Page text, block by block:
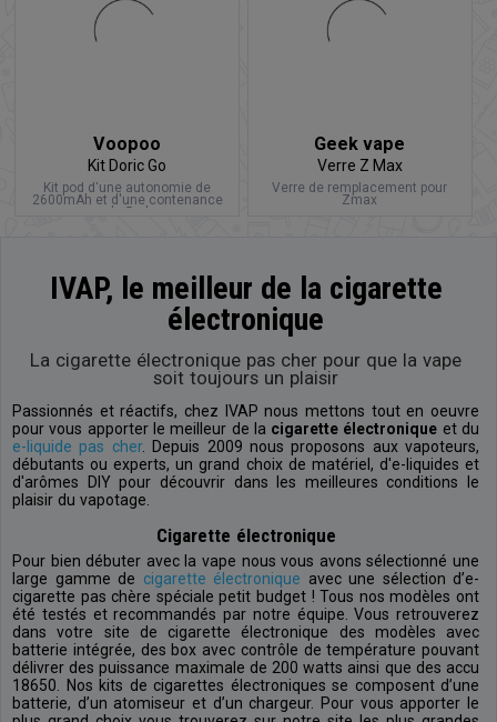
Voopoo
Kit Doric Go
Kit pod d'une autonomie de
2600mAh et d'une contenance
de 5ml
Geek vape
Verre Z Max
Verre de remplacement pour
Zmax
IVAP, le meilleur de la cigarette
électronique
La cigarette électronique pas cher pour que la vape
soit toujours un plaisir
Passionnés et réactifs, chez IVAP nous mettons tout en oeuvre
pour vous apporter le meilleur de la cigarette électronique et du
e-liquide pas cher. Depuis 2009 nous proposons aux vapoteurs,
débutants ou experts, un grand choix de matériel, d'e-liquides et
d'arômes DIY pour découvrir dans les meilleures conditions le
plaisir du vapotage.
Cigarette électronique
Pour bien débuter avec la vape nous vous avons sélectionné une
large gamme de cigarette électronique avec une sélection d’e-
cigarette pas chère spéciale petit budget ! Tous nos modèles ont
été testés et recommandés par notre équipe. Vous retrouverez
dans votre site de cigarette électronique des modèles avec
batterie intégrée, des box avec contrôle de température pouvant
délivrer des puissance maximale de 200 watts ainsi que des accu
18650. Nos kits de cigarettes électroniques se composent d’une
batterie, d’un atomiseur et d’un chargeur. Pour vous apporter le